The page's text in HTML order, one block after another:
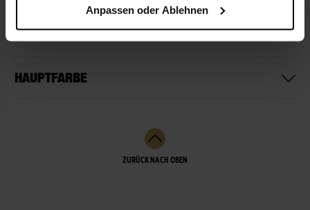
Anpassen oder Ablehnen
HAUPTBLÜTE
HAUPTFARBE
ZURÜCK NACH OBEN